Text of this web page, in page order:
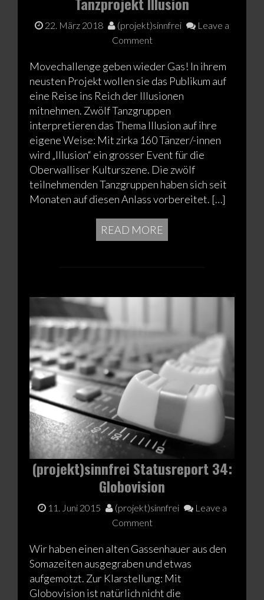
22. März 2018 (projekt)sinnfrei
Leave a
Comment
Movechallenge geben wieder Gas! In ihrem
neusten Projekt wollen sie das Publikum auf
eine Reise ins Reich der Illusionen
mitnehmen. Zwölf Tanzgruppen
interpretieren das Thema Illusion auf ihre
eigene Weise: Mit zirka 160 Tänzer/-innen
wird „Illusion“ ein grosser Event für die
Oberwalliser Kulturszene. Die zwölf
teilnehmenden Tanzgruppen haben sich seit
Monaten auf diesen Anlass vorbereitet. […]
READ MORE
(projekt)sinnfrei Statusreport 34:
Globovision
11. Juni 2015 (projekt)sinnfrei
Leave a
Comment
Wir haben einen alten Gassenhauer aus den
Somazeiten ausgegraben und etwas
aufgemotzt. Zur Klarstellung: Mit
Globovision ist natürlich nicht die